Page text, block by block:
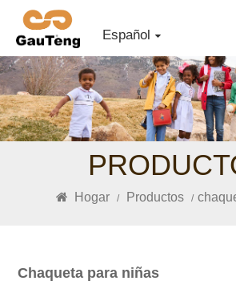
Español
Hogar / Productos /
Chaqueta para niñas